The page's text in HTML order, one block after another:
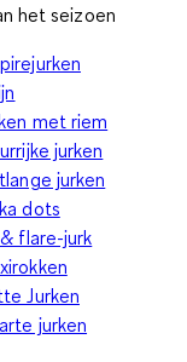
het seizoen
met riem
jurken
jurken
dots
flare-jurk
Jurken
jurken